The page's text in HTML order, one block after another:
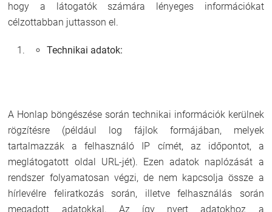
hogy a látogatók számára lényeges információkat
célzottabban juttasson el.
Technikai adatok:
A Honlap böngészése során technikai információk kerülnek
rögzítésre (például log fájlok formájában, melyek
tartalmazzák a felhasználó IP címét, az időpontot, a
meglátogatott oldal URL-jét). Ezen adatok naplózását a
rendszer folyamatosan végzi, de nem kapcsolja össze a
hírlevélre feliratkozás során, illetve felhasználás során
megadott adatokkal. Az így nyert adatokhoz a